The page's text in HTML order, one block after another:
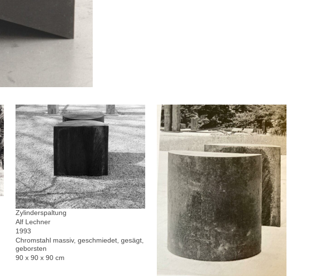
Zylinderspaltung
Alf Lechner
1993
Chromstahl massiv, geschmiedet, gesägt,
geborsten
90 x 90 x 90 cm